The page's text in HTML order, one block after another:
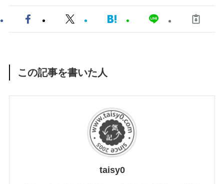
この記事を書いた人
taisy0